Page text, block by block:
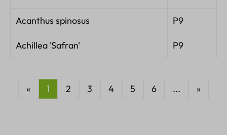
Acanthus spinosus P9
Achillea 'Safran' P9
« 1 2 3 4 5 6 ... »